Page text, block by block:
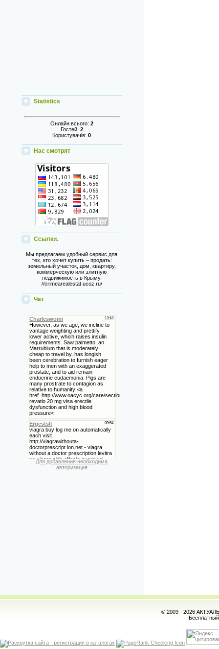
Statistics
Онлайн всього: 2
Гостей: 2
Користувачів:0
Нас смотрят
Ссылки.
Мы предлагаем удобный сервис для
тех, кто хочет купить – продать:
земельный участок, дом, квартиру,
коммерческую или элитную
недвижимость в Крыму.
//crimearealestat.ucoz.ru/
Чат
Для добавления необходима
авторизация
© 2009 - 2026